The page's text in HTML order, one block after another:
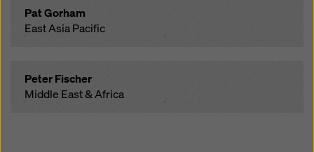
Pat Gorham
East Asia Pacific
Peter Fischer
Middle East & Africa